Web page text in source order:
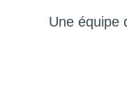
Une équipe